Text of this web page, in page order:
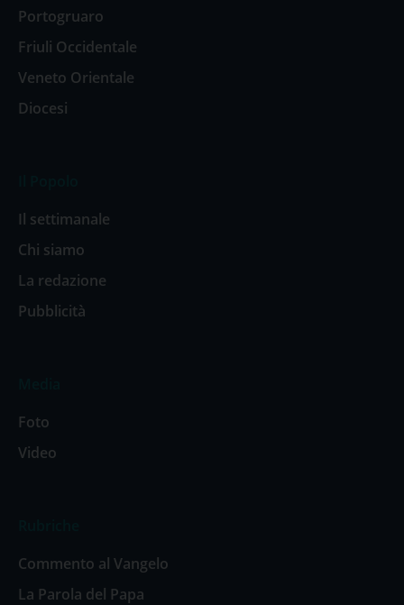
Portogruaro
Friuli Occidentale
Veneto Orientale
Diocesi
Il settimanale
Chi siamo
La redazione
Pubblicità
Foto
Video
Commento al Vangelo
La Parola del Papa